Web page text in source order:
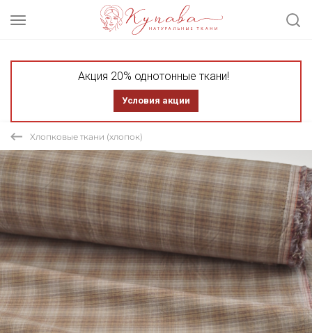
Акция 20% однотонные ткани!
Условия акции
Хлопковые ткани (хлопок)